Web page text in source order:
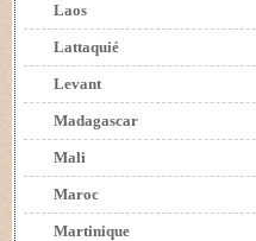
Laos
Lattaquié
Levant
Madagascar
Mali
Maroc
Martinique